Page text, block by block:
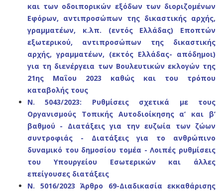
και των οδοιπορικών εξόδων των διοριζομένων
Εφόρων, αντιπροσώπων της δικαστικής αρχής,
γραμματέων, κ.λπ. (εντός Ελλάδας) Εποπτών
εξωτερικού, αντιπροσώπων της δικαστικής
αρχής, γραμματέων, (εκτός Ελλάδας- απόδημοι)
για τη διενέργεια των Βουλευτικών εκλογών της
21ης Μαΐου 2023 καθώς και του τρόπου
καταβολής τους
Ν. 5043/2023: Ρυθμίσεις σχετικά με τους
Οργανισμούς Τοπικής Αυτοδιοίκησης α’ και β’
βαθμού - Διατάξεις για την ευζωία των ζώων
συντροφιάς - Διατάξεις για το ανθρώπινο
δυναμικό του δημοσίου τομέα -Λοιπές ρυθμίσεις
του Υπουργείου Εσωτερικών και άλλες
επείγουσες διατάξεις
Ν. 5016/2023 Άρθρο 69-Διαδικασία εκκαθάρισης